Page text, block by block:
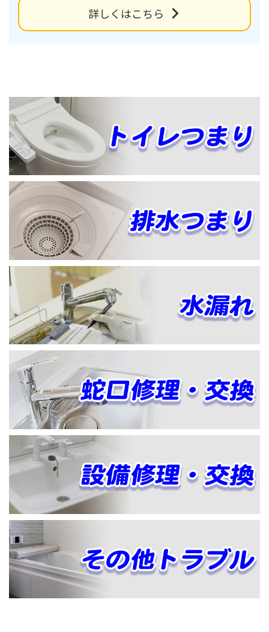
詳しくはこちら